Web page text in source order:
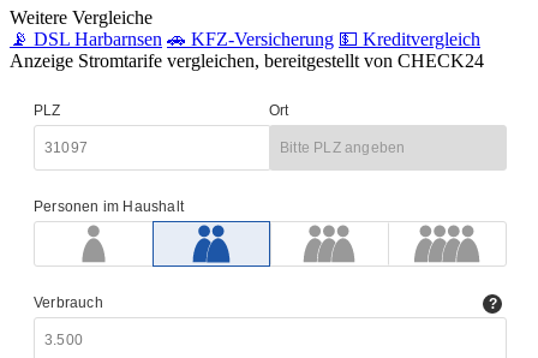
Weitere Vergleiche
📡 DSL Harbarnsen 🚗 KFZ-Versicherung 💵 Kreditvergleich
Anzeige Stromtarife vergleichen, bereitgestellt von CHECK24